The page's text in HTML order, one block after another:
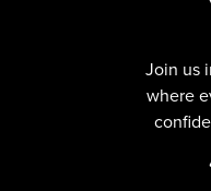
Join us
where